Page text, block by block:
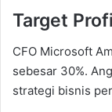
Target
CFO Microsoft
sebesar 30%.
strategi bisnis